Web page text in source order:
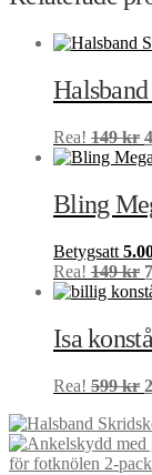
Rea! 149kr
Bling
Betygsatt
Rea! 149kr
Isa
Rea! 599kr
för fotknölen 2-pack